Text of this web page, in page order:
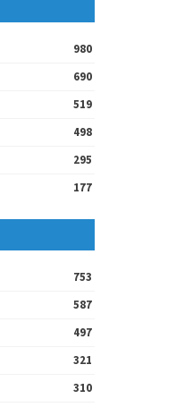
980
690
519
498
295
177
753
587
497
321
310